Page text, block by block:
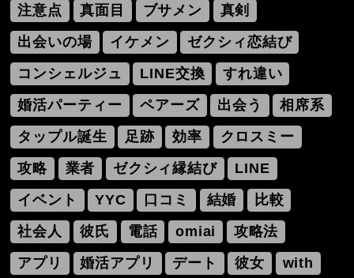
注意点
真面目 ブサメン
真剣
出会いの場
イケメン
ゼクシィ恋結び
コンシェルジュ
LINE交換
すれ違い
婚活パーティー
ペアーズ 出会う
相席系
タップル誕生
足跡 効率
クロスミー
攻略
業者 ゼクシィ縁結び
LINE
イベント
YYC 口コミ 結婚
比較
社会人
彼氏 電話 omiai
攻略法
アプリ
婚活アプリ デート 彼女
with